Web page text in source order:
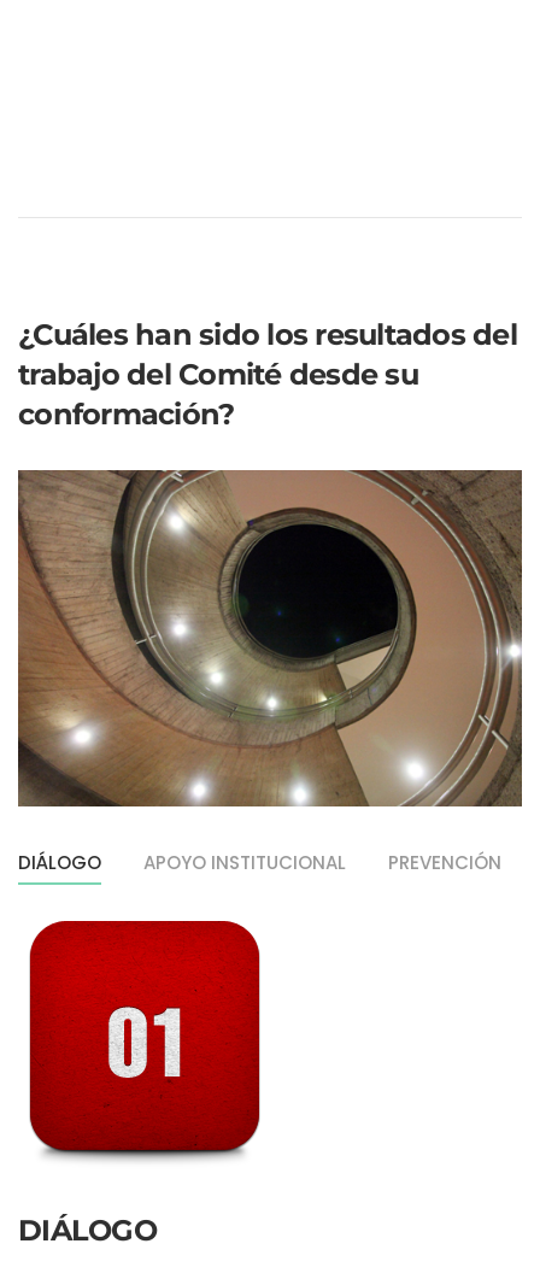
¿Cuáles han sido los resultados del
trabajo del Comité desde su
conformación?
DIÁLOGO APOYO INSTITUCIONAL PREVENCIÓN
DIÁLOGO